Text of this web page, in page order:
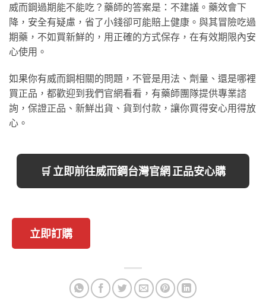
威而鋼過期能不能吃？藥師的答案是：不建議。藥效會下
降，安全有疑慮，省了小錢卻可能賠上健康。與其冒險吃過
期藥，不如買新鮮的，用正確的方式保存，在有效期限內安
心使用。
如果你有威而鋼相關的問題，不管是用法、劑量、還是哪裡
買正品，都歡迎到我們官網看看，有藥師團隊提供專業諮
詢，保證正品、新鮮出貨、貨到付款，讓你買得安心用得放
心。
🛒 立即前往威而鋼台灣官網 正品安心購
立即訂購